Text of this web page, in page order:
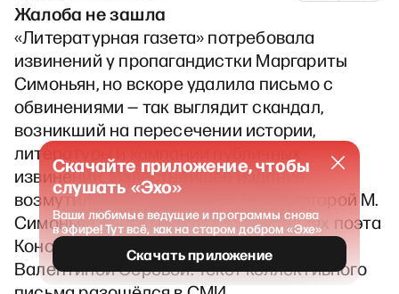
Жалоба не зашла
«Литературная газета» потребовала
извинений у пропагандистки Маргариты
Симоньян, но вскоре удалила письмо с
обвинениями — так выглядит скандал,
возникший на пересечении истории,
литературы и кампании публичных
извинений. Известнейшее издание
возмутилось передачей «Ч.Т.Д», в которой М.
Симоньян рассуждала об отношениях поэта
Константина Симонова с актрисой
Валентиной Серовой. Текст коллективного
Скачайте приложение, чтобы
слушать «Эхо»
Ваши любимые ведущие и программы снова
в эфире! Тут всё, как на старом добром «Эхе»
Скачать приложение